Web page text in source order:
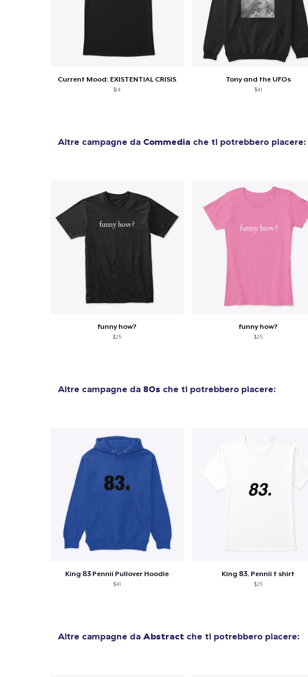
Current Mood: EXISTENTIAL CRISIS
$14
Tony and the UFOs
$41
Altre campagne da Commedia che ti potrebbero piacere:
funny how?
$25
funny how?
$25
Altre campagne da 80s che ti potrebbero piacere:
King 83 Pennii Pullover Hoodie
$41
King 83. Pennii t shirt
$23
Altre campagne da Abstract che ti potrebbero piacere:
Procedi alla Pagina di